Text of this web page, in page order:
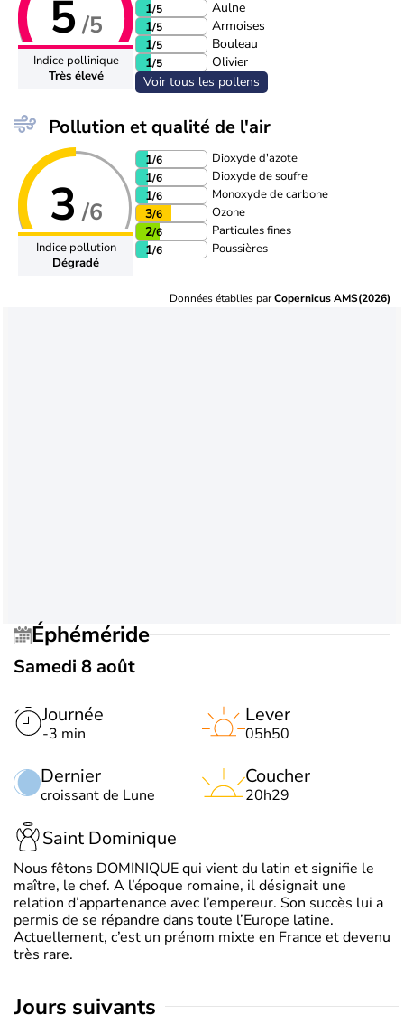
5 /5
Indice pollinique
Très élevé
1/5
Aulne
1/5
Armoises
1/5
Bouleau
1/5
Olivier
Voir tous les pollens
Pollution et qualité de l'air
3 /6
Indice pollution
Dégradé
1/6 Dioxyde d'azote
1/6 Dioxyde de soufre
1/6 Monoxyde de carbone
3/6 Ozone
2/6 Particules fines
1/6 Poussières
Données établies parCopernicus AMS(2026)
Éphéméride
Samedi 8 août
Journée
-3 min
Dernier
croissant de Lune
Lever
05h50
Coucher
20h29
Saint Dominique
Nous fêtons DOMINIQUE qui vient du latin et signifie le
maître, le chef. A l’époque romaine, il désignait une
relation d’appartenance avec l’empereur. Son succès lui a
permis de se répandre dans toute l’Europe latine.
Actuellement, c’est un prénom mixte en France et devenu
très rare.
jours suivants